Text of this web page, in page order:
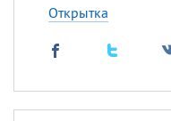
Открытка